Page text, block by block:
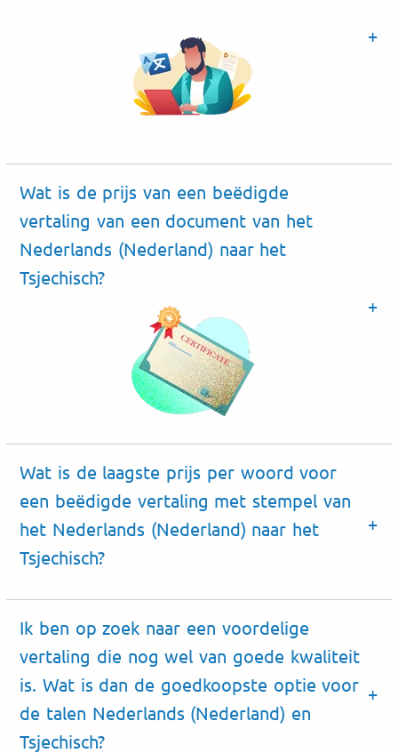
Wat is de prijs van een beëdigde
vertaling van een document van het
Nederlands (Nederland) naar het
Tsjechisch?
Wat is de laagste prijs per woord voor
een beëdigde vertaling met stempel van
het Nederlands (Nederland) naar het
Tsjechisch?
Ik ben op zoek naar een voordelige
vertaling die nog wel van goede kwaliteit
is. Wat is dan de goedkoopste optie voor
de talen Nederlands (Nederland) en
Tsjechisch?